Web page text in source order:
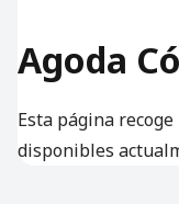
Agoda
Esta página
disponibles